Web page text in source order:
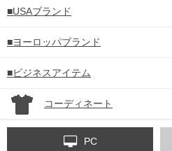
■USAブランド
■ヨーロッパブランド
■ビジネスアイテム
コーディネート
PC